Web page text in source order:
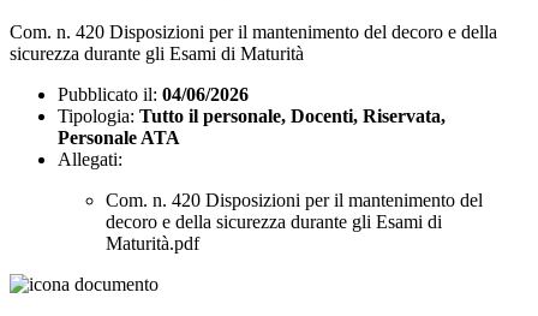
Com. n. 420 Disposizioni per il mantenimento del decoro e della
sicurezza durante gli Esami di Maturità
Pubblicato il: 04/06/2026
Tipologia: Tutto il personale, Docenti, Riservata,
Personale ATA
Allegati:
Com. n. 420 Disposizioni per il mantenimento del
decoro e della sicurezza durante gli Esami di
Maturità.pdf